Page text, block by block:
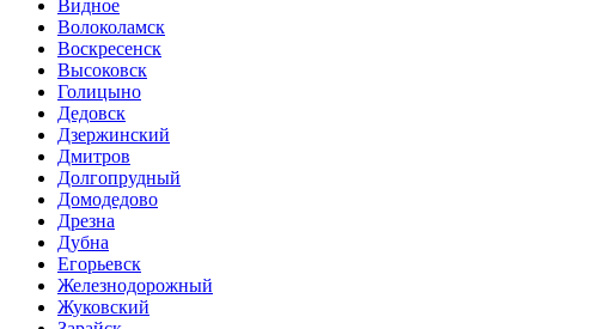
Видное
Волоколамск
Воскресенск
Высоковск
Голицыно
Дедовск
Дзержинский
Дмитров
Долгопрудный
Домодедово
Дрезна
Дубна
Егорьевск
Железнодорожный
Жуковский